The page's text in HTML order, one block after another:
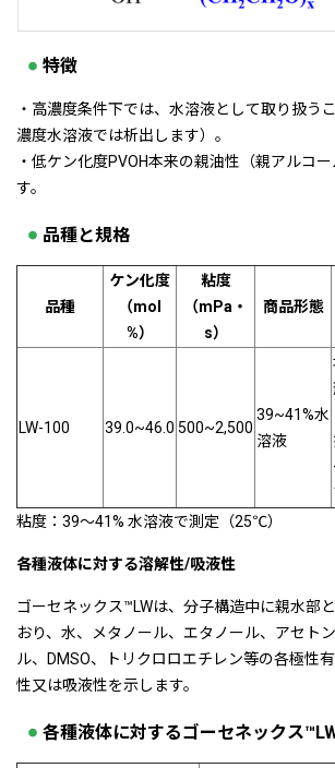
特徴
・高濃度条件下では、水溶液として取り扱う
濃度水溶液では析出します）。
・低ケン化度PVOH本来の親油性（親アルコ
す。
品種と規格
品種
ケン化度
（mol
%）
粘度
（mPa・
s）
商品形態
LW-100 39.0~46.0 500~2,500
39~41%水
溶液
粘度：39～41% 水溶液で測定（25℃）
各種液体に対する溶解性/吸液性
ゴーセネックス™LWは、分子構造中に親水部
おり、水、メタノール、エタノール、アセト
ル、DMSO、トリクロロエチレン等の各極性
性又は吸液性を示します。
各種液体に対するゴーセネックス